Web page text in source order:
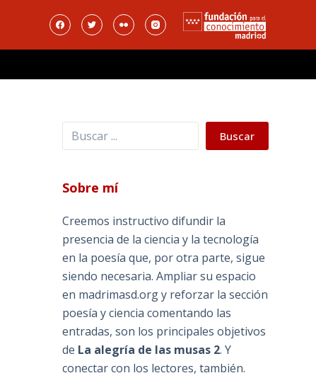
Buscar Buscar
Sobre mí
Creemos instructivo difundir la
presencia de la ciencia y la tecnología
en la poesía que, por otra parte, sigue
siendo necesaria. Ampliar su espacio
en madrimasd.org y reforzar la sección
poesía y ciencia comentando las
entradas, son los principales objetivos
de La alegría de las musas 2. Y
conectar con los lectores, también.